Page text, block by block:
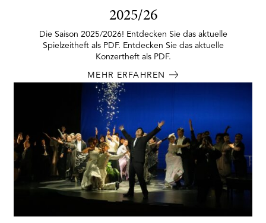
2025/26
Die Saison 2025/2026! Entdecken Sie das aktuelle
Spielzeitheft als PDF. Entdecken Sie das aktuelle
Konzertheft als PDF.
MEHR ERFAHREN